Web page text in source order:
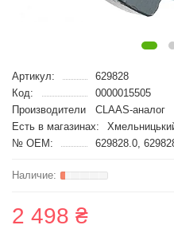
Артикул:
629828
Код:
0000015505
Производители
CLAAS-аналог
Есть в магазинах:
№ OEM:
629828.0,
2 498 ₴